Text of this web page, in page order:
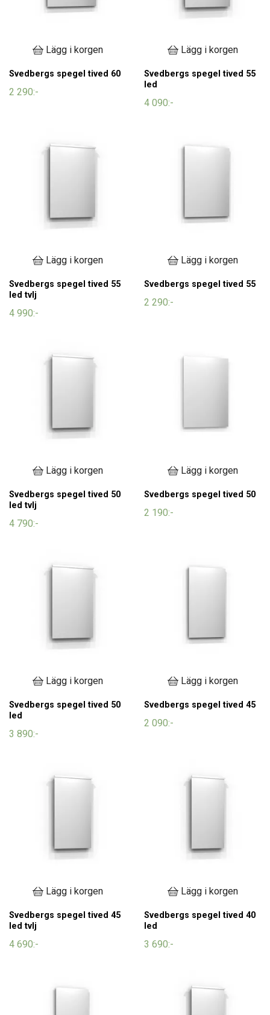
Lägg i korgen
Svedbergs spegel tived 60
2 290:-
Lägg i korgen
Svedbergs spegel tived 55
led
4 090:-
Lägg i korgen
Svedbergs spegel tived 55
led tvlj
4 990:-
Lägg i korgen
Svedbergs spegel tived 55
2 290:-
Lägg i korgen
Svedbergs spegel tived 50
led tvlj
4 790:-
Lägg i korgen
Svedbergs spegel tived 50
2 190:-
Lägg i korgen
Svedbergs spegel tived 50
led
3 890:-
Lägg i korgen
Svedbergs spegel tived 45
2 090:-
Lägg i korgen
Svedbergs spegel tived 45
led tvlj
4 690:-
Lägg i korgen
Svedbergs spegel tived 40
led
3 690:-